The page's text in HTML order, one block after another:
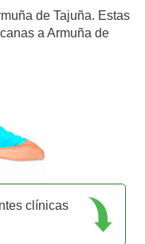
de Tajuña. Estas
a Armuña de
clínicas